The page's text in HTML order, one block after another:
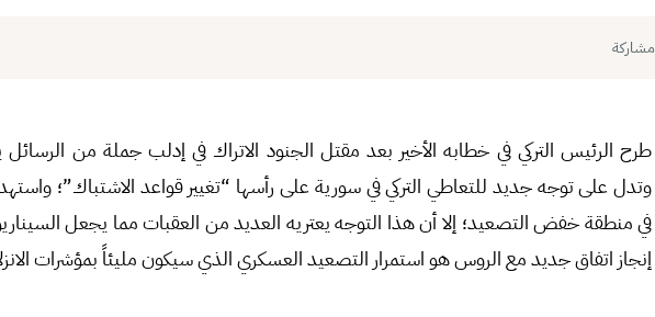
مشاركة
طرح الرئيس التركي في خطابه الأخير بعد مقتل الجنود الاتراك في إدلب جملة من
وتدل على توجه جديد للتعاطي التركي في سورية على رأسها “تغيير قواعد الاشتباك”؛
في منطقة خفض التصعيد؛ إلا أن هذا التوجه يعتريه العديد من العقبات مما يجعل
إنجاز اتفاق جديد مع الروس هو استمرار التصعيد العسكري الذي سيكون مليئاً بمؤشرات